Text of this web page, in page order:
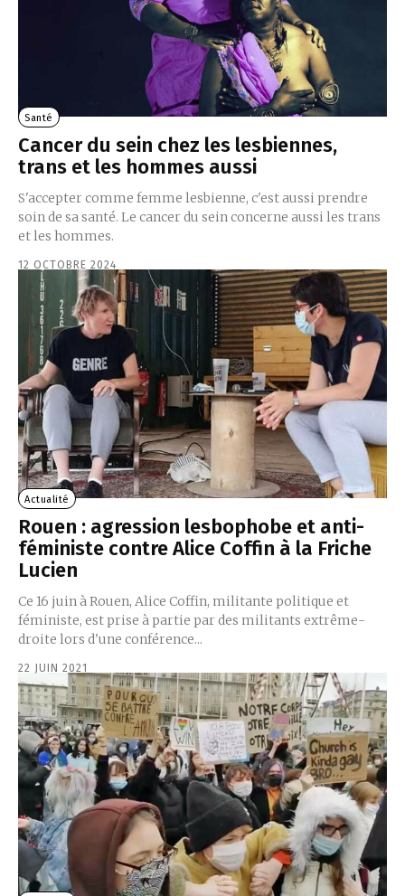
Santé
Cancer du sein chez les lesbiennes,
trans et les hommes aussi
S'accepter comme femme lesbienne, c'est aussi prendre
soin de sa santé. Le cancer du sein concerne aussi les trans
et les hommes.
12 OCTOBRE 2024
Actualité
Rouen : agression lesbophobe et anti-
féministe contre Alice Coffin à la Friche
Lucien
Ce 16 juin à Rouen, Alice Coffin, militante politique et
féministe, est prise à partie par des militants extrême-
droite lors d'une conférence...
22 JUIN 2021